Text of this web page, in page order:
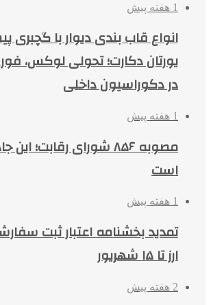
1 هفته پیش
انواع قاب بندی دیوار با
یورتان دکارت؛ تحولی لوکس،
در دکوراسیون داخلی
1 هفته پیش
مصوبه ۸۵۶ شورای رقابت؛
است
1 هفته پیش
تمدید بخشنامه اعتبار ثبت
ارز تا ۱۵ شهریور
2 هفته پیش